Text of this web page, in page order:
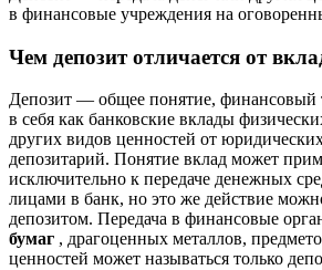
в финансовые учреждения на
Чем депозит отличается от
Депозит — общее понятие,
в себя как банковские вклады
других видов ценностей от
депозитарий. Понятие вклад может
исключительно к передаче денежных
лицами в банк, но это же действие
депозитом. Передача в финансовые
бумаг , драгоценных металлов,
ценностей может называться только